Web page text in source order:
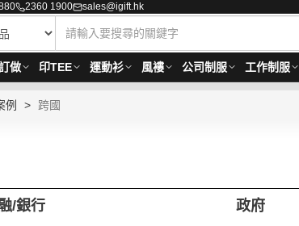
2360 1900 sales@igift.hk
做 印TEE 運動衫 風褸 公司制服 工作制服
例 跨國
/銀行 政府